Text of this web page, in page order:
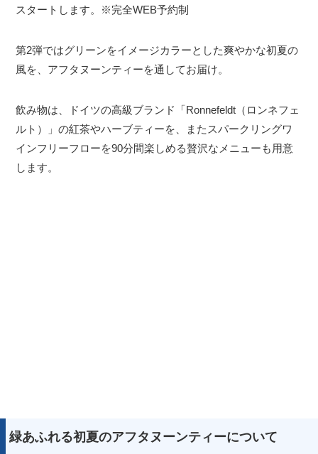
スタートします。※完全WEB予約制
第2弾ではグリーンをイメージカラーとした爽やかな初夏の
風を、アフタヌーンティーを通してお届け。
飲み物は、ドイツの高級ブランド「Ronnefeldt（ロンネフェ
ルト）」の紅茶やハーブティーを、またスパークリングワ
インフリーフローを90分間楽しめる贅沢なメニューも用意
します。
緑あふれる初夏のアフタヌーンティーについて